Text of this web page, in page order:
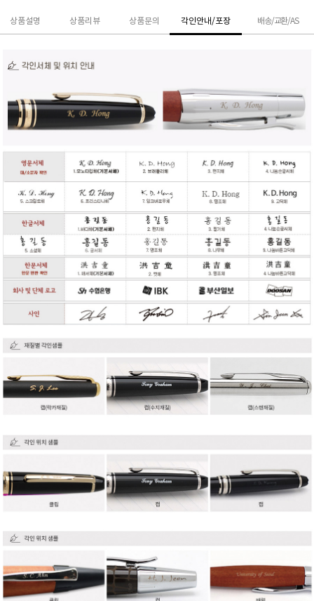
상품설명 상품리뷰 상품문의 각인안내/포장 배송/교환/AS